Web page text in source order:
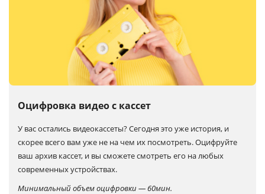
Оцифровка видео с кассет
У вас остались видеокассеты? Сегодня это уже история, и
скорее всего вам уже не на чем их посмотреть. Оцифруйте
ваш архив кассет, и вы сможете смотреть его на любых
современных устройствах.
Минимальный объем оцифровки — 60мин.